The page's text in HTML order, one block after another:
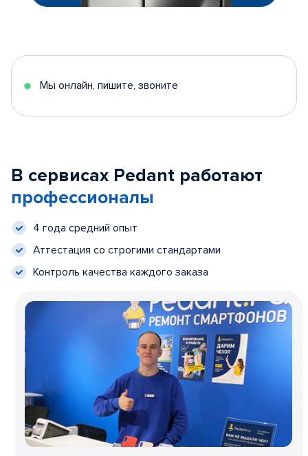
Мы онлайн, пишите, звоните
В сервисах Pedant работают
профессионалы
4 года средний опыт
Аттестация со строгими стандартами
Контроль качества каждого заказа